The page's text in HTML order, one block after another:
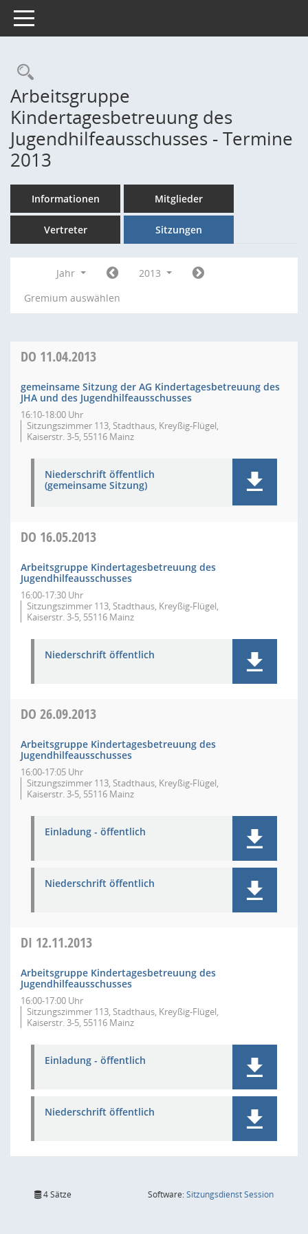
Toggle navigation
Rechercheauswahl
Arbeitsgruppe
Kindertagesbetreuung des
Jugendhilfeausschusses - Termine
2013
Informationen Mitglieder
Vertreter Sitzungen
Jahr
2013
Gremium auswählen
DO 11.04.2013
gemeinsame Sitzung der AG Kindertagesbetreuung des
JHA und des Jugendhilfeausschusses
16:10-18:00 Uhr
Sitzungszimmer 113, Stadthaus, Kreyßig-Flügel,
Kaiserstr. 3-5, 55116 Mainz
Niederschrift öffentlich
(gemeinsame Sitzung)
DO 16.05.2013
Arbeitsgruppe Kindertagesbetreuung des
Jugendhilfeausschusses
16:00-17:30 Uhr
Sitzungszimmer 113, Stadthaus, Kreyßig-Flügel,
Kaiserstr. 3-5, 55116 Mainz
Niederschrift öffentlich
DO 26.09.2013
Arbeitsgruppe Kindertagesbetreuung des
Jugendhilfeausschusses
16:00-17:05 Uhr
Sitzungszimmer 113, Stadthaus, Kreyßig-Flügel,
Kaiserstr. 3-5, 55116 Mainz
Einladung - öffentlich
Niederschrift öffentlich
DI 12.11.2013
Arbeitsgruppe Kindertagesbetreuung des
Jugendhilfeausschusses
16:00-17:00 Uhr
Sitzungszimmer 113, Stadthaus, Kreyßig-Flügel,
Kaiserstr. 3-5, 55116 Mainz
Einladung - öffentlich
Niederschrift öffentlich
4 Sätze Software:SitzungsdienstSession(Wird in